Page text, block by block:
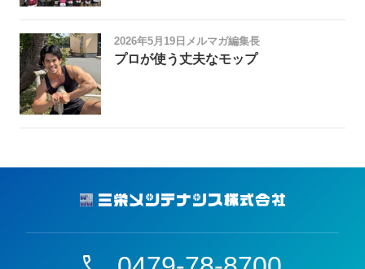
2026年5月19日 メルマガ編集長
プロが使う丈夫なモップ